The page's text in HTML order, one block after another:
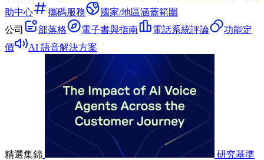
助中心
攜碼服務
國家/地區涵蓋範圍
公司
部落格 電子書與指南 電話系統評論
功能定
價
AI 語音解決方案
精選集錦 研究基準